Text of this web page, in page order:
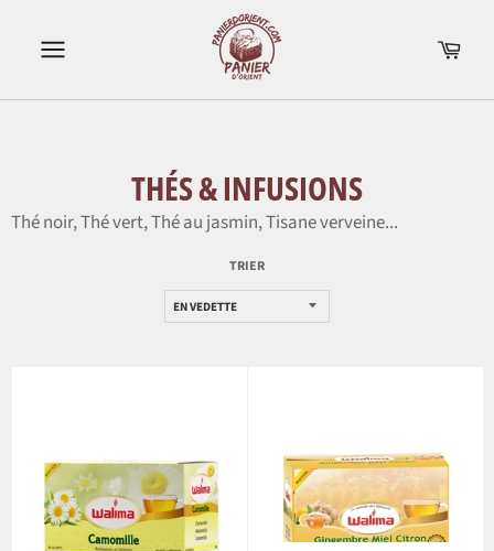
contenu
THÉS & INFUSIONS
Thé noir, Thé vert, Thé au jasmin, Tisane verveine...
TRIER